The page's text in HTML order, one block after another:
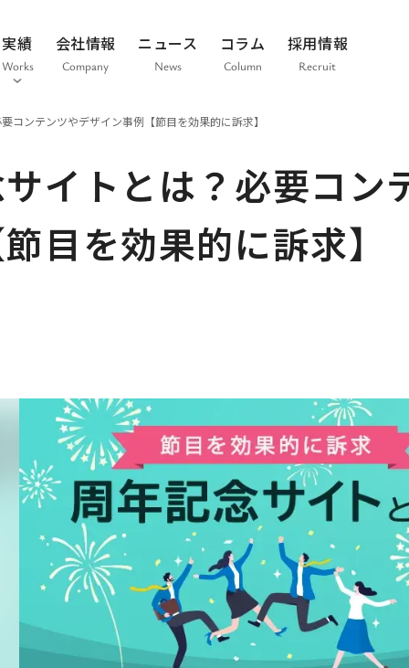
実績
Works
会社情報
Company
ニュース
News
コラム
Column
採用情報
Recruit
コンテンツやデザイン事例【節目を効果的に訴求】
イトとは？必要コン
目を効果的に訴求】